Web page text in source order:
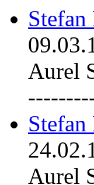
Aurel
Aurel